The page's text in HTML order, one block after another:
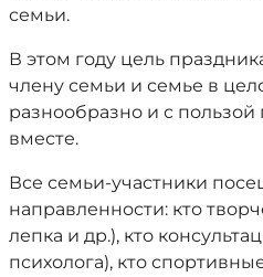
семьи.
В этом году цель
члену семьи и семье в
разнообразно и с
вместе.
Все семьи-участники
направленности: кто
лепка и др.), кто
психолога), кто